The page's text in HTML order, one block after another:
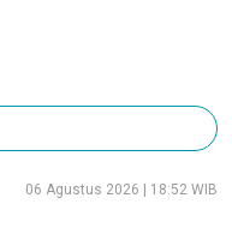
06 Agustus 2026 | 18:52 WIB